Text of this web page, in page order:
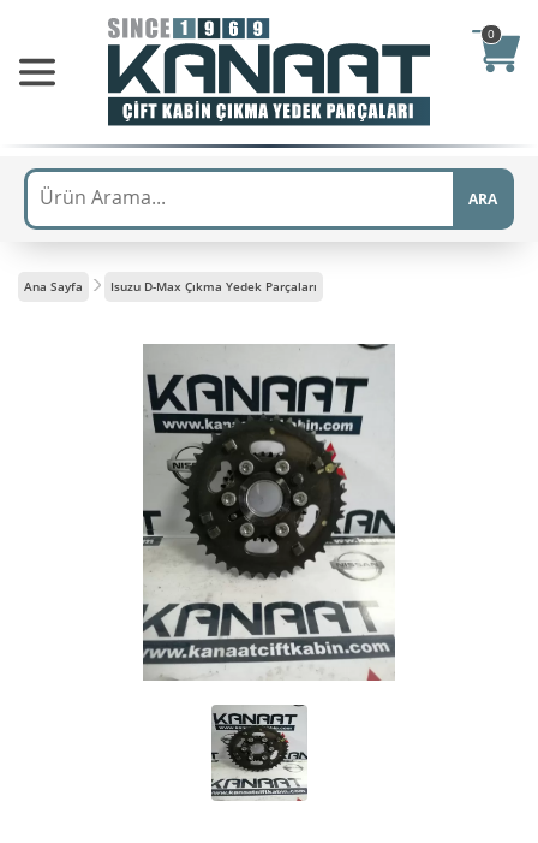
0
ARA
Ana Sayfa Isuzu D-Max Çıkma Yedek Parçaları